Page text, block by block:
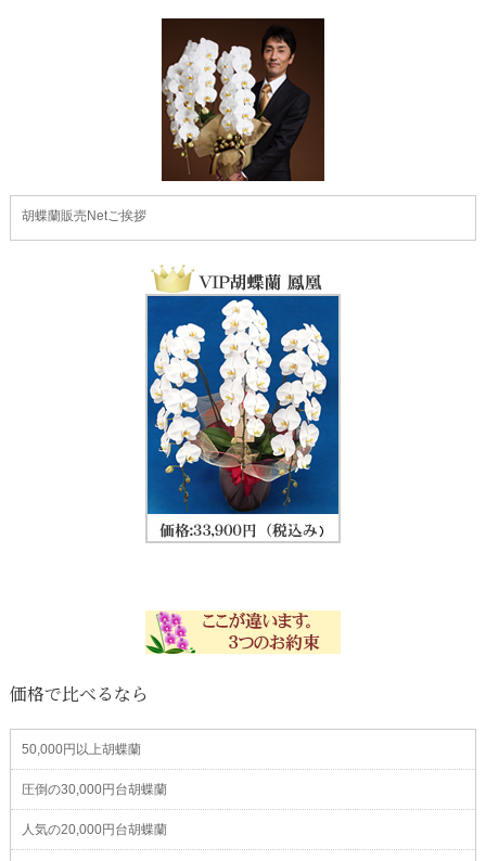
胡蝶蘭販売Netご挨拶
価格で比べるなら
50,000円以上胡蝶蘭
圧倒の30,000円台胡蝶蘭
人気の20,000円台胡蝶蘭